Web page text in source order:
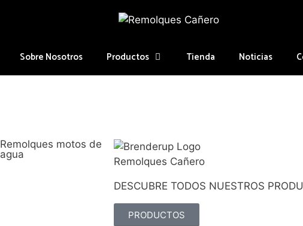
Sobre Nosotros Productos Tienda Noticias
Remolques motos de
agua
DESCUBRE TODOS NUESTROS
PRODUCTOS